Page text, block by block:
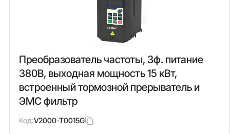
Преобразователь частоты, 3ф. питание
380В, выходная мощность 15 кВт,
встроенный тормозной прерыватель и
ЭМС фильтр
Код:V2000-T0015G